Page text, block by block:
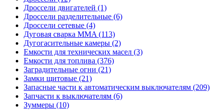
Дроссели двигателей (1)
Дроссели разделительные (6)
Дроссели сетевые (4)
Дуговая сварка MMA (113)
Дугогасительные камеры (2)
Емкости для технических масел (3)
Емкости для топлива (376)
Заградительные огни (21)
Замки щитовые (21)
Запасные части к автоматическим выключателям (209)
Запчасти к выключателям (6)
Зуммеры (10)